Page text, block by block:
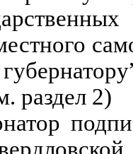
раздел 2)